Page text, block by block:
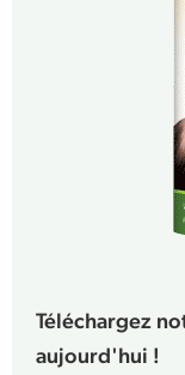
Téléchargez
aujourd'hui !